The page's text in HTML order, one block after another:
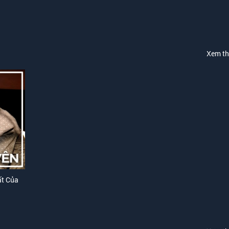
Xem
Của